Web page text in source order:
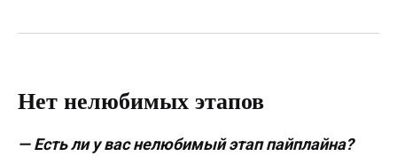
Нет нелюбимых этапов
— Есть ли у вас нелюбимый этап пайплайна?